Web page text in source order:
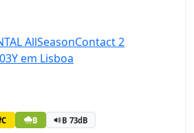
C B B 73dB